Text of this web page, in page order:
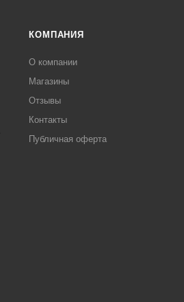
КОМПАНИЯ
О компании
Магазины
Отзывы
Контакты
Публичная оферта